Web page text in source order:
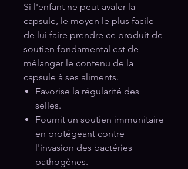
Si l'enfant ne peut avaler la
capsule, le moyen le plus facile
de lui faire prendre ce produit de
soutien fondamental est de
mélanger le contenu de la
capsule à ses aliments.
Favorise la régularité des
selles.
Fournit un soutien immunitaire
en protégeant contre
l'invasion des bactéries
pathogènes.